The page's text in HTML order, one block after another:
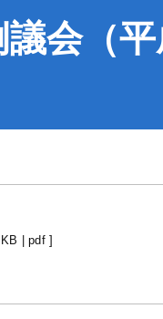
会（平
| pdf ]